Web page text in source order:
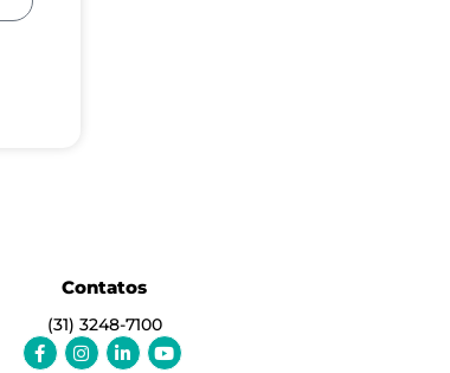
Contatos
(31) 3248-7100
Facebook-
f
Instagram
Linkedin-
in
Youtube